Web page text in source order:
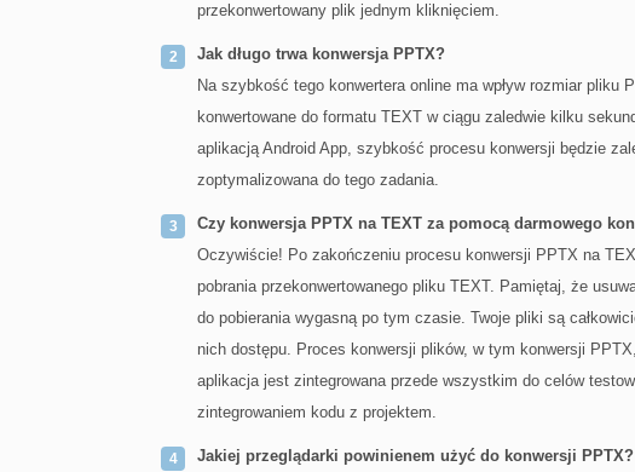
przekonwertowany plik jednym kliknięciem.
Jak długo trwa konwersja PPTX?
Na szybkość tego konwertera online ma wpływ rozmiar
konwertowane do formatu TEXT w ciągu zaledwie kilku
aplikacją Android App, szybkość procesu konwersji będzie
zoptymalizowana do tego zadania.
Czy konwersja PPTX na TEXT za pomocą darmowego
Oczywiście! Po zakończeniu procesu konwersji PPTX na
pobrania przekonwertowanego pliku TEXT. Pamiętaj, że
do pobierania wygasną po tym czasie. Twoje pliki są
nich dostępu. Proces konwersji plików, w tym konwersji
aplikacja jest zintegrowana przede wszystkim do celów
zintegrowaniem kodu z projektem.
Jakiej przeglądarki powinienem użyć do konwersji PPTX?